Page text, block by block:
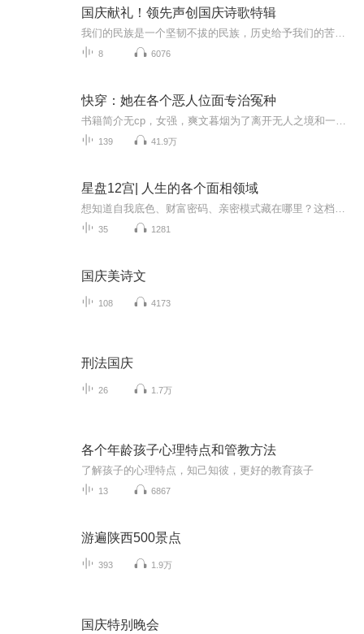
国庆献礼！领先声创国庆诗歌特辑
8 6076
快穿：她在各个恶人位面专治冤种
139 41.9万
星盘12宫| 人生的各个面相领域
35 1281
国庆美诗文
108 4173
刑法国庆
26 1.7万
各个年龄孩子心理特点和管教方法
了解孩子的心理特点，知己知彼，更好的教育孩子
13 6867
游遍陕西500景点
393 1.9万
国庆特别晚会